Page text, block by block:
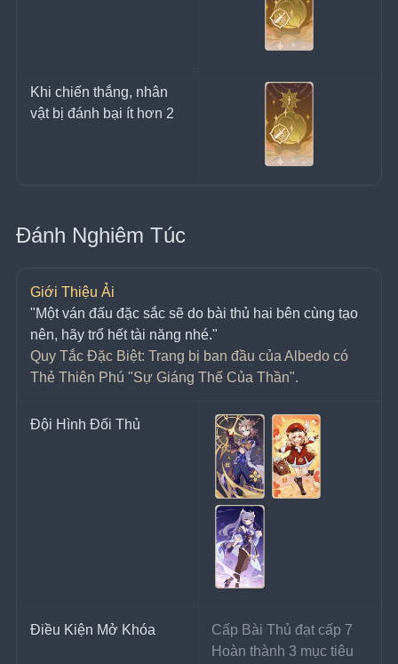
Khi chiến thắng, nhân
vật bị đánh bại ít hơn 2
Đánh Nghiêm Túc
Giới Thiệu Ải
"Một ván đấu đặc sắc sẽ do bài thủ hai bên cùng tạo
nên, hãy trổ hết tài năng nhé."
Quy Tắc Đặc Biệt: Trang bị ban đầu của Albedo có
Thẻ Thiên Phú "Sự Giáng Thế Của Thần".
Đội Hình Đối Thủ
Điều Kiện Mở Khóa
Cấp Bài Thủ đạt cấp 7
Hoàn thành 3 mục tiêu